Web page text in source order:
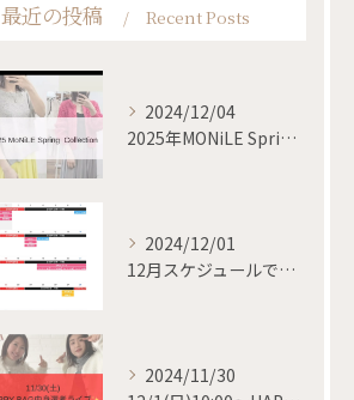
最近の投稿 Recent Posts
2024/12/04
2025年MONiLE Spring collection
2024/12/01
12月スケジュールです✨
2024/11/30